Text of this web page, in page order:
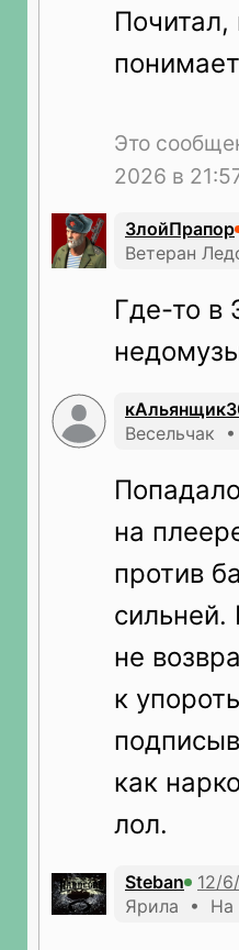
Почитал,
Это
2026 в
ЗлойПрапор
Ветеран
Где-то в
Весельчак
на
против
не
к
как
лол.
Steban
Ярила • На